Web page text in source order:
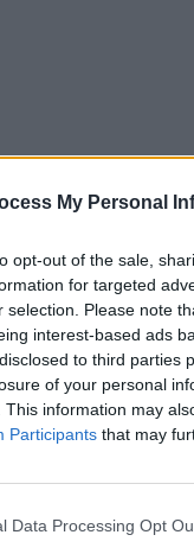
My Personal
opt-out of the sale,
for targeted
selection. Please note
interest-based ads
to third parties
of your personal
This information may
Participants that may
Data Processing Opt
fără acte,
de familie și
O crimă perfect
pe stradă, și să te
liberal clasic la
ar spune să ne